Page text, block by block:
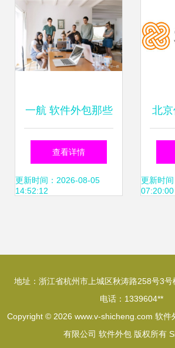
一航 软件外包那些
必踩的坑——《公
司选择》
查看详情
更新时间：2026-08-05
14:52:12
北
术
更新时
07:20:00
地址：浙江省杭州市上城区秋涛路258号3
电话：1339604**
Copyright © 2026 www.v-shicheng.com 软件
有限公司 软件外包 版权所有